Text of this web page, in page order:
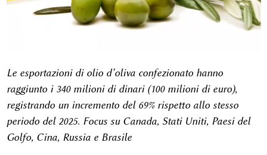
Le esportazioni di olio d’oliva confezionato hanno
raggiunto i 340 milioni di dinari (100 milioni di euro),
registrando un incremento del 69% rispetto allo stesso
periodo del 2025. Focus su Canada, Stati Uniti, Paesi del
Golfo, Cina, Russiae Brasile